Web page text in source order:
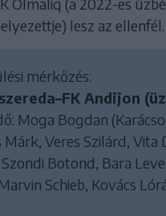
lesz az ellenfél.
mérkőzés:
Andijon
Moga Bogdan
Márk, Veres Szilárd, Vita
Szondi Botond, Bara
Schieb, Kovács